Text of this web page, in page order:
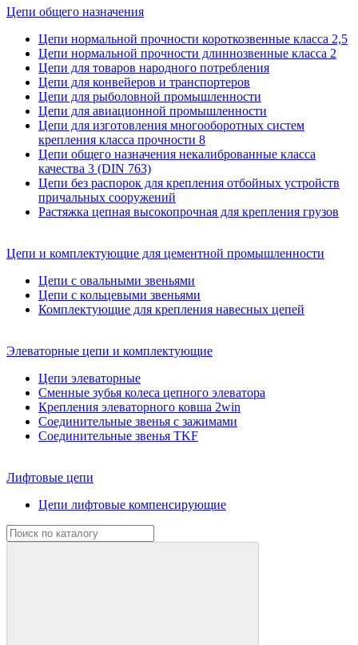
Цепи общего назначения
Цепи нормальной прочности короткозвенные класса 2,5
Цепи нормальной прочности длиннозвенные класса 2
Цепи для товаров народного потребления
Цепи для конвейеров и транспортеров
Цепи для рыболовной промышленности
Цепи для авиационной промышленности
Цепи для изготовления многооборотных систем
крепления класса прочности 8
Цепи общего назначения некалиброванные класса
качества 3 (DIN 763)
Цепи без распорок для крепления отбойных устройств
причальных сооружений
Растяжка цепная высокопрочная для крепления грузов
Цепи и комплектующие для цементной промышленности
Цепи с овальными звеньями
Цепи с кольцевыми звеньями
Комплектующие для крепления навесных цепей
Элеваторные цепи и комплектующие
Цепи элеваторные
Сменные зубья колеса цепного элеватора
Крепления элеваторного ковша 2win
Соединительные звенья с зажимами
Соединительные звенья TKF
Лифтовые цепи
Цепи лифтовые компенсирующие